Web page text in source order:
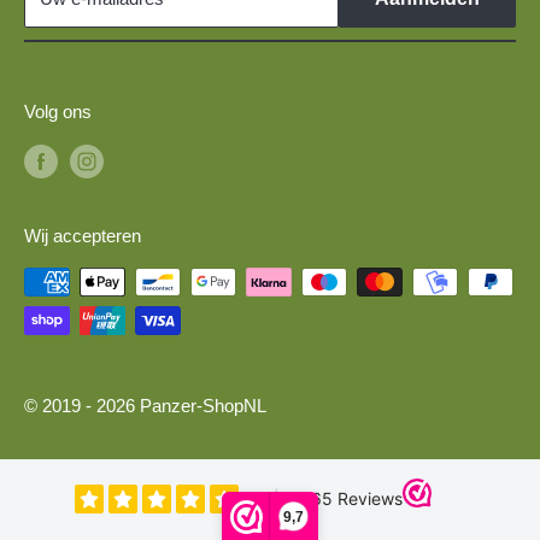
9,7
Volg ons
Wij accepteren
© 2019 - 2026 Panzer-ShopNL